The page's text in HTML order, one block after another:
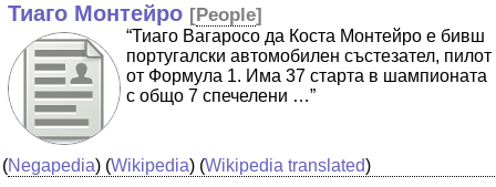
Тиаго Монтейро [People]
“Тиаго Вагаросо да Коста Монтейро е бивш
португалски автомобилен състезател, пилот
от Формула 1. Има 37 старта в шампионата
с общо 7 спечелени …”
(Negapedia) (Wikipedia) (Wikipedia translated)